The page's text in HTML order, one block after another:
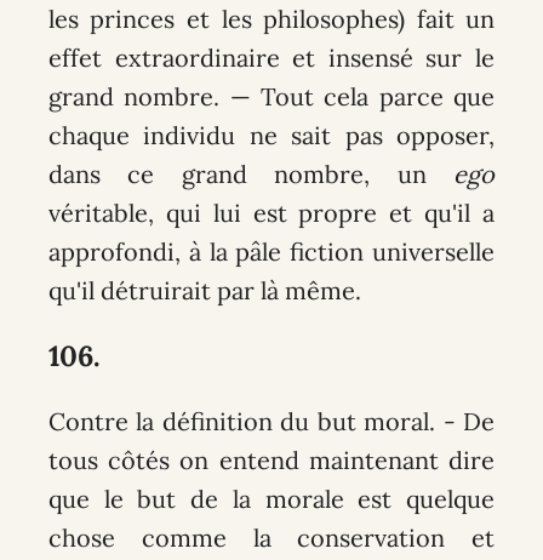
les princes et les philosophes) fait un
effet extraordinaire et insensé sur le
grand nombre. — Tout cela parce que
chaque individu ne sait pas opposer,
dans ce grand nombre, un ego
véritable, qui lui est propre et qu'il a
approfondi, à la pâle fiction universelle
qu'il détruirait par là même.
106.
Contre la définition du but moral. - De
tous côtés on entend maintenant dire
que le but de la morale est quelque
chose comme la conservation et